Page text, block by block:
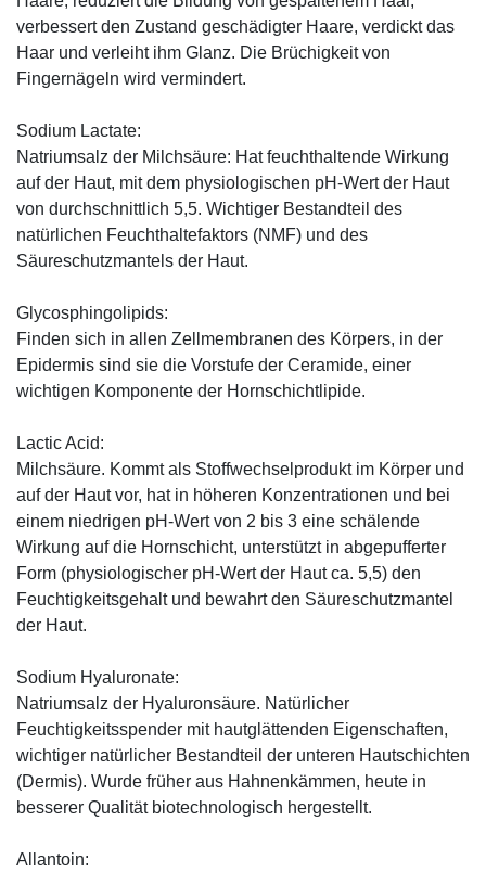
verbessert den Zustand geschädigter Haare, verdickt das
Haar und verleiht ihm Glanz. Die Brüchigkeit von
Fingernägeln wird vermindert.
Sodium Lactate:
Natriumsalz der Milchsäure: Hat feuchthaltende Wirkung
auf der Haut, mit dem physiologischen pH-Wert der Haut
von durchschnittlich 5,5. Wichtiger Bestandteil des
natürlichen Feuchthaltefaktors (NMF) und des
Säureschutzmantels der Haut.
Glycosphingolipids:
Finden sich in allen Zellmembranen des Körpers, in der
Epidermis sind sie die Vorstufe der Ceramide, einer
wichtigen Komponente der Hornschichtlipide.
Lactic Acid:
Milchsäure. Kommt als Stoffwechselprodukt im Körper und
auf der Haut vor, hat in höheren Konzentrationen und bei
einem niedrigen pH-Wert von 2 bis 3 eine schälende
Wirkung auf die Hornschicht, unterstützt in abgepufferter
Form (physiologischer pH-Wert der Haut ca. 5,5) den
Feuchtigkeitsgehalt und bewahrt den Säureschutzmantel
der Haut.
Sodium Hyaluronate:
Natriumsalz der Hyaluronsäure. Natürlicher
Feuchtigkeitsspender mit hautglättenden Eigenschaften,
wichtiger natürlicher Bestandteil der unteren Hautschichten
(Dermis). Wurde früher aus Hahnenkämmen, heute in
besserer Qualität biotechnologisch hergestellt.
Allantoin: